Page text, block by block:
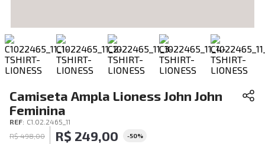
Camiseta Ampla Lioness John John
Feminina
REF: C1.02.2465_11
R$ 498,00 R$ 249,00 -50%